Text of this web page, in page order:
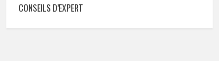
CONSEILS D’EXPERT